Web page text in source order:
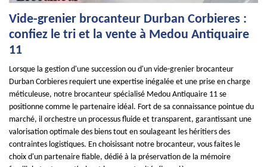
Vide-grenier brocanteur Durban Corbieres :
confiez le tri et la vente à Medou Antiquaire
11
Lorsque la gestion d'une succession ou d'un vide-grenier brocanteur
Durban Corbieres requiert une expertise inégalée et une prise en charge
méticuleuse, notre brocanteur spécialisé Medou Antiquaire 11 se
positionne comme le partenaire idéal. Fort de sa connaissance pointue du
marché, il orchestre un processus fluide et transparent, garantissant une
valorisation optimale des biens tout en soulageant les héritiers des
contraintes logistiques. En choisissant notre brocanteur, vous faites le
choix d'un partenaire fiable, dédié à la préservation de la mémoire